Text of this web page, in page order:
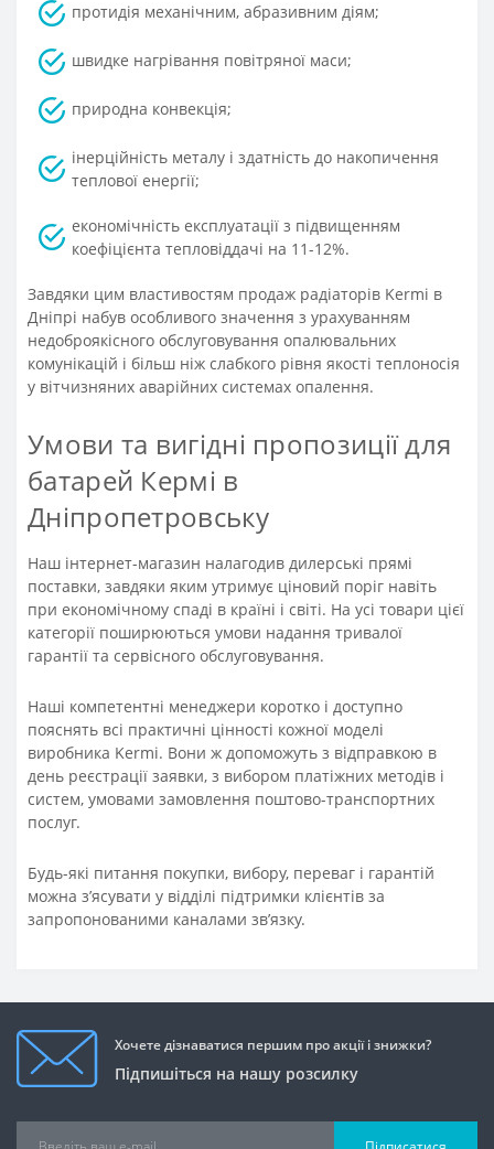
протидія механічним, абразивним діям;
швидке нагрівання повітряної маси;
природна конвекція;
інерційність металу і здатність до накопичення
теплової енергії;
економічність експлуатації з підвищенням
коефіцієнта тепловіддачі на 11-12%.
Завдяки цим властивостям продаж радіаторів Kermi в
Дніпрі набув особливого значення з урахуванням
недоброякісного обслуговування опалювальних
комунікацій і більш ніж слабкого рівня якості теплоносія
у вітчизняних аварійних системах опалення.
Умови та вигідні пропозиції для
батарей Кермі в
Дніпропетровську
Наш інтернет-магазин налагодив дилерські прямі
поставки, завдяки яким утримує ціновий поріг навіть
при економічному спаді в країні і світі. На усі товари цієї
категорії поширюються умови надання тривалої
гарантії та сервісного обслуговування.
Наші компетентні менеджери коротко і доступно
пояснять всі практичні цінності кожної моделі
виробника Kermi. Вони ж допоможуть з відправкою в
день реєстрації заявки, з вибором платіжних методів і
систем, умовами замовлення поштово-транспортних
послуг.
Будь-які питання покупки, вибору, переваг і гарантій
можна з’ясувати у відділі підтримки клієнтів за
запропонованими каналами зв’язку.
Хочете дізнаватися першим про акції і знижки?
Підпишіться на нашу розсилку